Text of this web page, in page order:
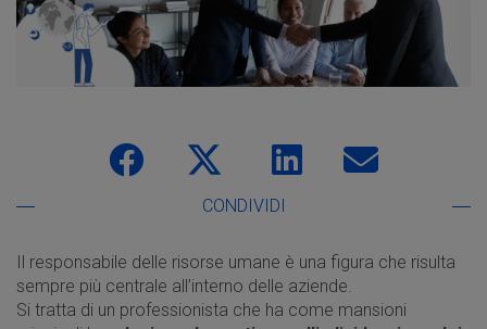
CONDIVIDI
Il responsabile delle risorse umane è una figura che risulta
sempre più centrale all’interno delle aziende.
Si tratta di un professionista che ha come mansioni